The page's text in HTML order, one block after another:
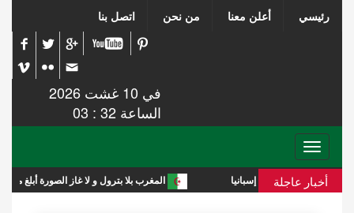
رئيسي أعلن معنا من نحن اتصل بنا
في 10 غشت 2026
الساعة 32 : 03
Toggle
navigation
أخبار عاجلة المغرب بلا بترول و لا غاز الصورة أبلغ من التعليق